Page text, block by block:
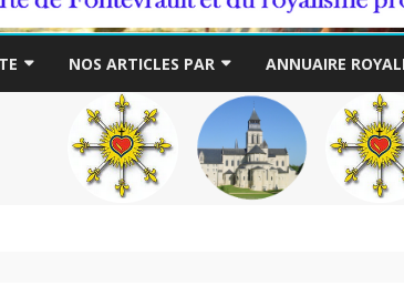
to
NOS ARTICLES PAR
THÉME
AUTEUR
ANNUAIRE